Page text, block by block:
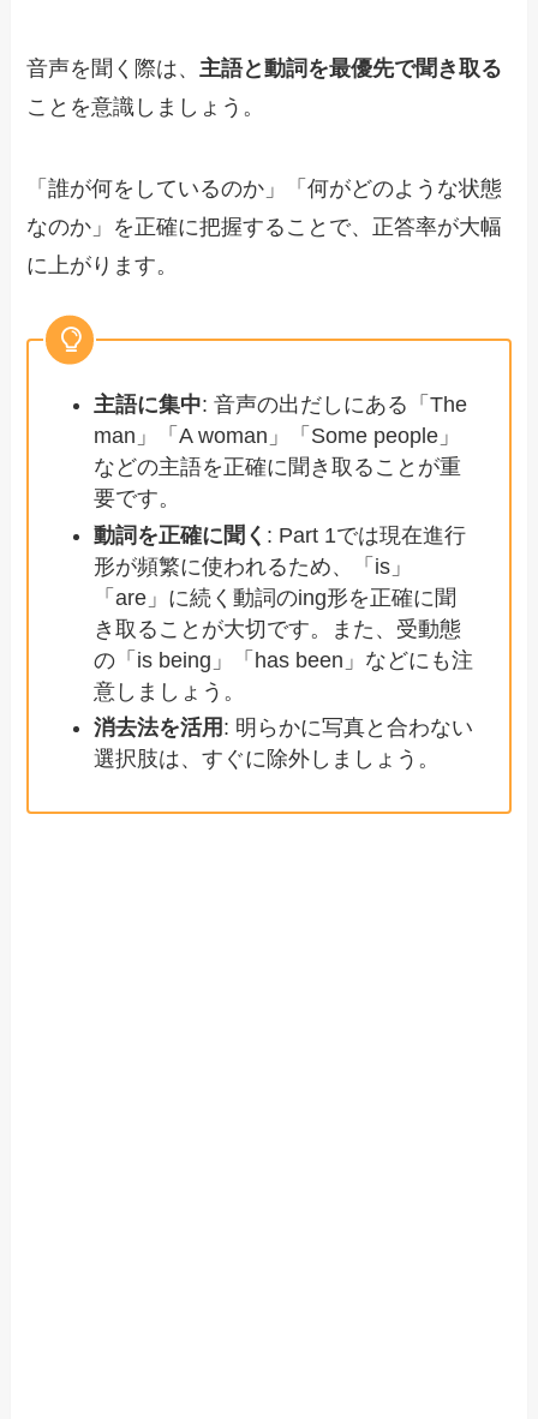
音声を聞く際は、主語と動詞を最優先で聞き取る
ことを意識しましょう。
「誰が何をしているのか」「何がどのような状態
なのか」を正確に把握することで、正答率が大幅
に上がります。
主語に集中: 音声の出だしにある「The
man」「A woman」「Some people」
などの主語を正確に聞き取ることが重
要です。
動詞を正確に聞く : Part 1では現在進行
形が頻繁に使われるため、「is」
「are」に続く動詞のing形を正確に聞
き取ることが大切です。また、受動態
の「is being」「has been」などにも注
意しましょう。
消去法を活用 : 明らかに写真と合わない
選択肢は、すぐに除外しましょう。